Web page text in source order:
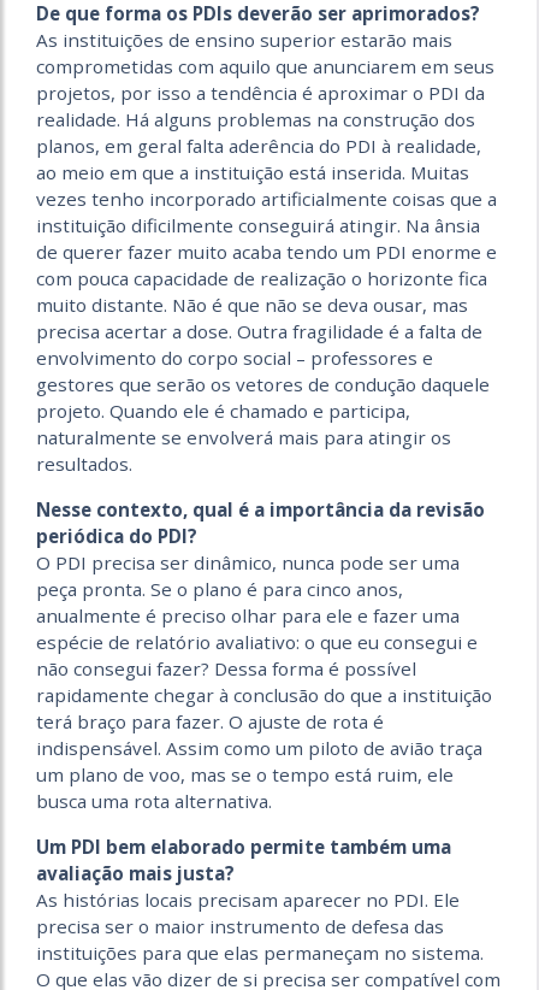
De que forma os PDIs deverão ser aprimorados?
As instituições de ensino superior estarão mais
comprometidas com aquilo que anunciarem em seus
projetos, por isso a tendência é aproximar o PDI da
realidade. Há alguns problemas na construção dos
planos, em geral falta aderência do PDI à realidade,
ao meio em que a instituição está inserida. Muitas
vezes tenho incorporado artificialmente coisas que a
instituição dificilmente conseguirá atingir. Na ânsia
de querer fazer muito acaba tendo um PDI enorme e
com pouca capacidade de realização o horizonte fica
muito distante. Não é que não se deva ousar, mas
precisa acertar a dose. Outra fragilidade é a falta de
envolvimento do corpo social – professores e
gestores que serão os vetores de condução daquele
projeto. Quando ele é chamado e participa,
naturalmente se envolverá mais para atingir os
resultados.
Nesse contexto, qual é a importância da revisão
periódica do PDI?
O PDI precisa ser dinâmico, nunca pode ser uma
peça pronta. Se o plano é para cinco anos,
anualmente é preciso olhar para ele e fazer uma
espécie de relatório avaliativo: o que eu consegui e
não consegui fazer? Dessa forma é possível
rapidamente chegar à conclusão do que a instituição
terá braço para fazer. O ajuste de rota é
indispensável. Assim como um piloto de avião traça
um plano de voo, mas se o tempo está ruim, ele
busca uma rota alternativa.
Um PDI bem elaborado permite também uma
avaliação mais justa?
As histórias locais precisam aparecer no PDI. Ele
precisa ser o maior instrumento de defesa das
instituições para que elas permaneçam no sistema.
O que elas vão dizer de si precisa ser compatível com